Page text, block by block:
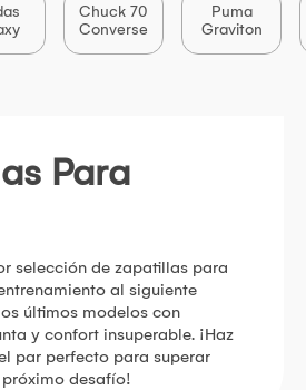
Chuck 70
Converse
Puma
Graviton
Para
selección de zapatillas para
al siguiente
últimos modelos con
y confort insuperable. ¡Haz
par perfecto para superar
desafío!